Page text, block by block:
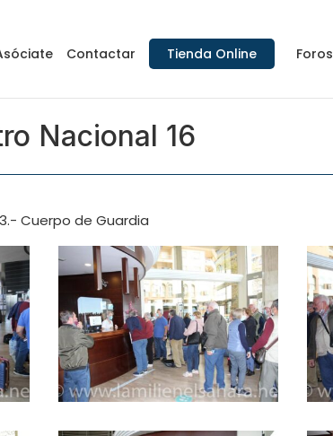
Contactar Tienda Online Foros
Nacional 16
Cuerpo de Guardia